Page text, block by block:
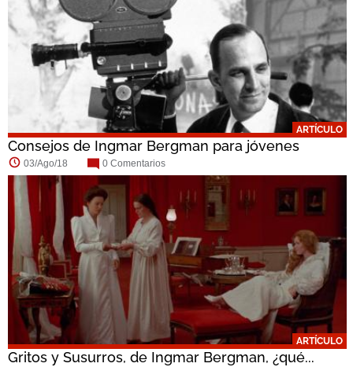
ARTÍCULO
Consejos de Ingmar Bergman para jóvenes
cineastas
03/Ago/18 0 Comentarios
ARTÍCULO
Gritos y Susurros, de Ingmar Bergman, ¿qué...